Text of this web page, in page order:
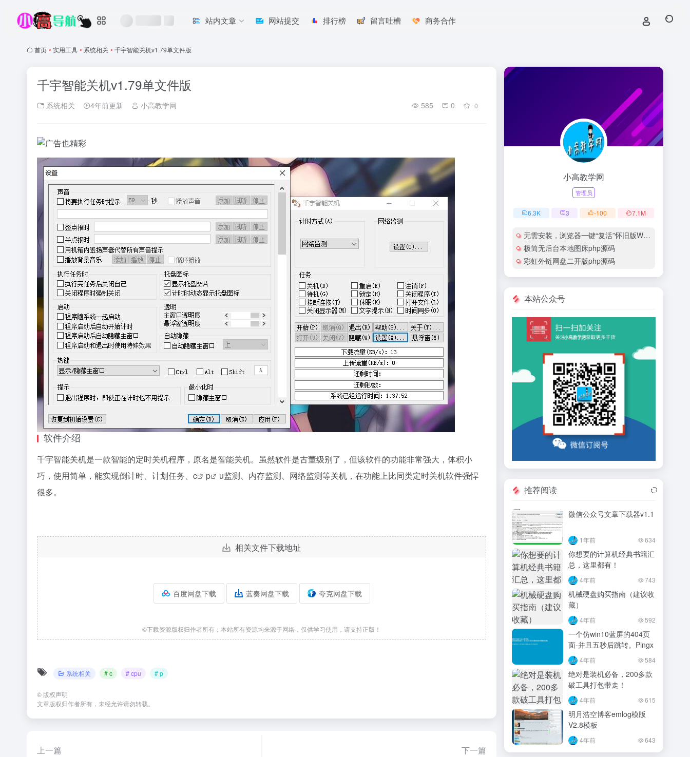
站内文章 网站提交 排行榜 留言吐槽 商务合作
首页 • 实用工具 • 系统相关 • 千宇智能关机v1.79单文件版
千宇智能关机v1.79单文件版
系统相关 4年前更新 小高教学网 585 0 0
软件介绍
千宇智能关机是一款智能的定时关机程序，原名是智能关机。虽然软件是古董级别了，但该软件的功能非常强大，体积小
巧，使用简单，能实现倒计时、计划任务、 c p
u监测、内存监测、网络监测等关机，在功能上比同类定时关机软件强悍
很多。
相关文件下载地址
百度网盘下载 蓝奏网盘下载 夸克网盘下载
©下载资源版权归作者所有；本站所有资源均来源于网络，仅供学习使用，请支持正版！
系统相关 # c # cpu # p
© 版权声明
文章版权归作者所有，未经允许请勿转载。
上一篇 下一篇
小高教学网
管理员
6.3K 3 -100 7.1M
无需安装，浏览器一键“复活”怀旧版Windows
极简无后台本地图床php源码
彩虹外链网盘二开版php源码
本站公众号
推荐阅读
微信公众号文章下载器v1.1
1年前 634
你想要的计算机经典书籍汇
总，这里都有！
4年前 743
机械硬盘购买指南（建议收
藏）
4年前 592
一个仿win10蓝屏的404页
面-并且五秒后跳转。Pingx
4年前 584
绝对是装机必备，200多款
破工具打包带走！
4年前 615
明月浩空博客emlog模版
V2.8模板
4年前 643